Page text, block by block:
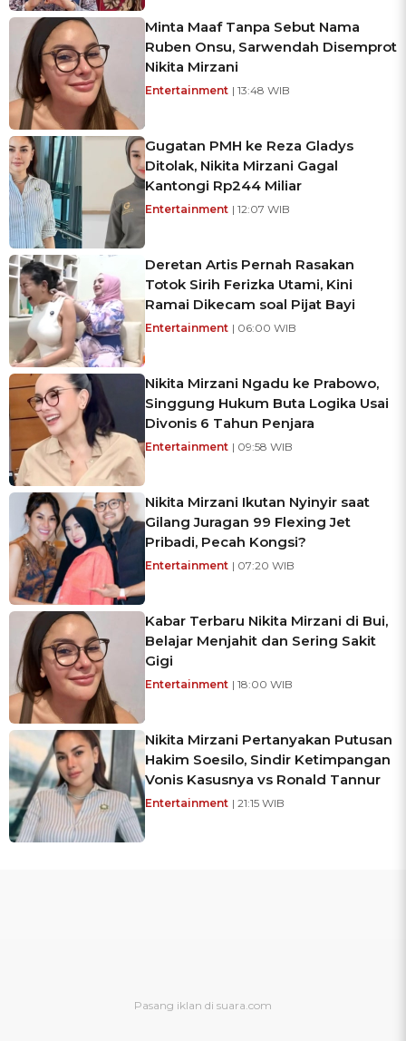
Minta Maaf Tanpa Sebut Nama
Ruben Onsu, Sarwendah Disemprot
Nikita Mirzani
Entertainment | 13:48 WIB
Gugatan PMH ke Reza Gladys
Ditolak, Nikita Mirzani Gagal
Kantongi Rp244 Miliar
Entertainment | 12:07 WIB
Deretan Artis Pernah Rasakan
Totok Sirih Ferizka Utami, Kini
Ramai Dikecam soal Pijat Bayi
Entertainment | 06:00 WIB
Nikita Mirzani Ngadu ke Prabowo,
Singgung Hukum Buta Logika Usai
Divonis 6 Tahun Penjara
Entertainment | 09:58 WIB
Nikita Mirzani Ikutan Nyinyir saat
Gilang Juragan 99 Flexing Jet
Pribadi, Pecah Kongsi?
Entertainment | 07:20 WIB
Kabar Terbaru Nikita Mirzani di Bui,
Belajar Menjahit dan Sering Sakit
Gigi
Entertainment | 18:00 WIB
Nikita Mirzani Pertanyakan Putusan
Hakim Soesilo, Sindir Ketimpangan
Vonis Kasusnya vs Ronald Tannur
Entertainment | 21:15 WIB